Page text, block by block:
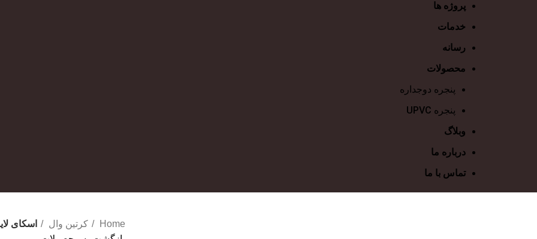
پروژه ها
خدمات
رسانه
محصولات
پنجره دوجداره
پنجره UPVC
وبلاگ
درباره ما
تماس با ما
Home کرتین وال
اسکای